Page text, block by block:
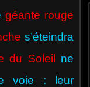
géante rouge
s’éteindra
du Soleil ne
voie : leur